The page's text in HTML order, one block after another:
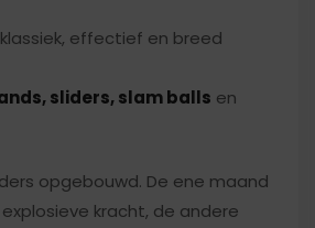
effectief en breed
sliders, slam balls en
opgebouwd. De ene maand
kracht, de andere